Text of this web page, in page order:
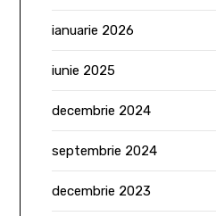
ianuarie 2026
iunie 2025
decembrie 2024
septembrie 2024
decembrie 2023